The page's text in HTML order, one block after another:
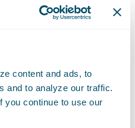
content and ads, to
and to analyze our traffic.
you continue to use our
stratégie en deux
de vie en on-
directement sur
Une fois la
achevée sur le